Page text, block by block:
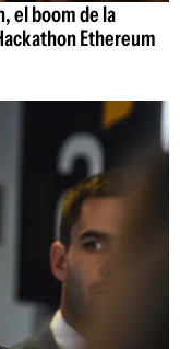
el boom de la
Ethereum